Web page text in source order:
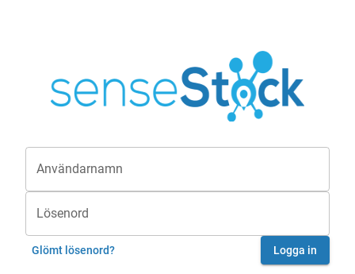
Användarnamn
Lösenord
Glömt lösenord? Logga in